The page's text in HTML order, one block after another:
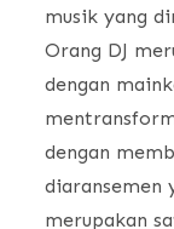
musik yang
Orang DJ
dengan
dengan
diaransemen
merupakan